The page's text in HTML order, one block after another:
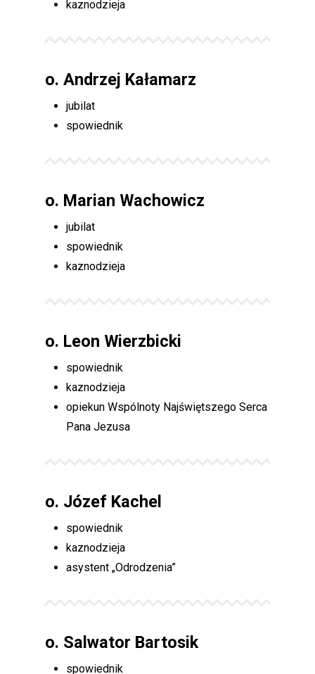
kaznodzieja
o. Andrzej Kałamarz
jubilat
spowiednik
o. Marian Wachowicz
jubilat
spowiednik
kaznodzieja
o. Leon Wierzbicki
spowiednik
kaznodzieja
opiekun Wspólnoty Najświętszego Serca
Pana Jezusa
o. Józef Kachel
spowiednik
kaznodzieja
asystent „Odrodzenia”
o. Salwator Bartosik
spowiednik